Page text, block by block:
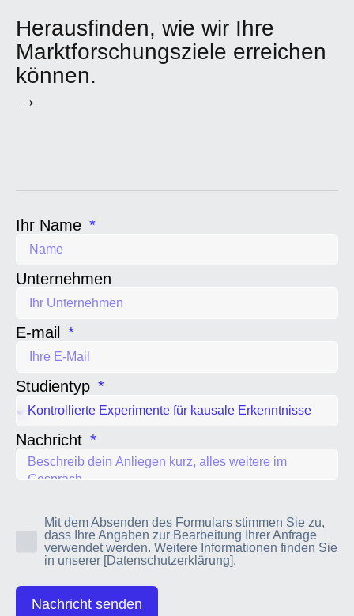
Herausfinden, wie wir Ihre
Marktforschungsziele erreichen
können.
→
Ihr Name
Unternehmen
E-mail
Studientyp
Nachricht
Mit dem Absenden des Formulars stimmen Sie zu,
dass Ihre Angaben zur Bearbeitung Ihrer Anfrage
verwendet werden. Weitere Informationen finden Sie
in unserer [Datenschutzerklärung].
Nachricht senden